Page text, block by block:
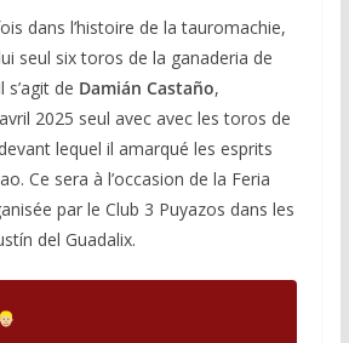
dans l’histoire de la tauromachie,
seul six toros de la ganaderia de
s’agit de Damián Castaño,
2025 seul avec avec les toros de
lequel il amarqué les esprits
Ce sera à l’occasion de la Feria
par le Club 3 Puyazos dans les
del Guadalix.